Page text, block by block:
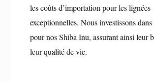
les coûts d’importation pour les lignées
exceptionnelles. Nous investissons
pour nos Shiba Inu, assurant ainsi leur
leur qualité de vie.